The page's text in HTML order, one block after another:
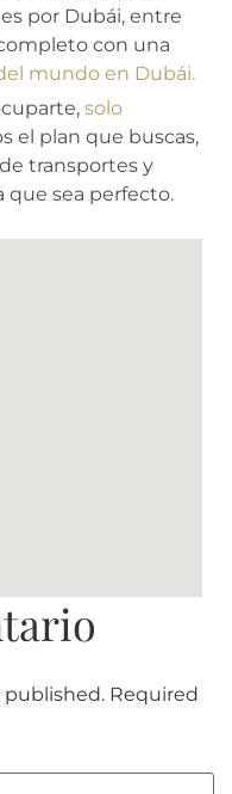
por Dubái, entre
con una
mundo en Dubái.
solo
el plan que buscas,
transportes y
que sea perfecto.
published. Required